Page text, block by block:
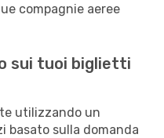
compagnie aeree
sui tuoi biglietti
utilizzando un
basato sulla domanda